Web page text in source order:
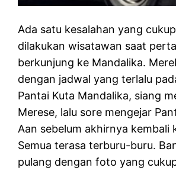
Ada satu kesalahan yang
dilakukan wisatawan saat
berkunjung ke Mandalika.
dengan jadwal yang terlalu
Pantai Kuta Mandalika, siang
Merese, lalu sore mengejar
Aan sebelum akhirnya kembali
Semua terasa terburu-buru.
pulang dengan foto yang